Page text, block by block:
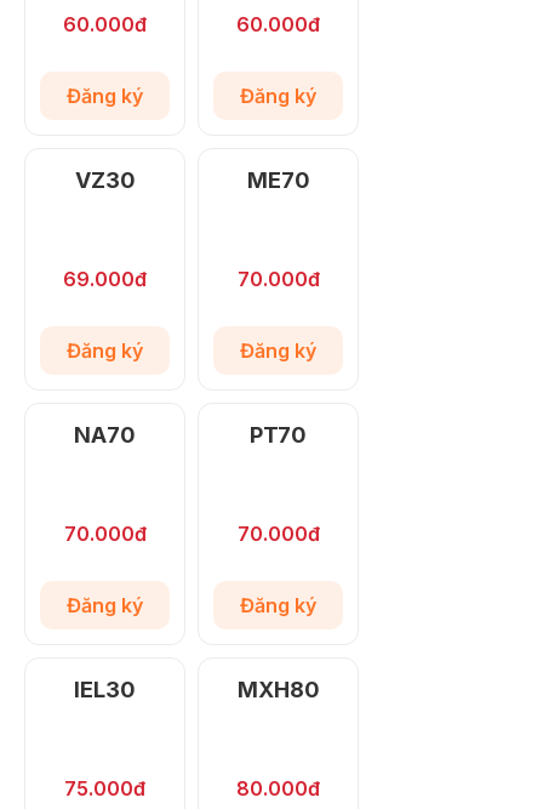
60.000đ
Đăng ký
60.000đ
Đăng ký
VZ30
69.000đ
Đăng ký
ME70
70.000đ
Đăng ký
NA70
70.000đ
Đăng ký
PT70
70.000đ
Đăng ký
IEL30
75.000đ
MXH80
80.000đ